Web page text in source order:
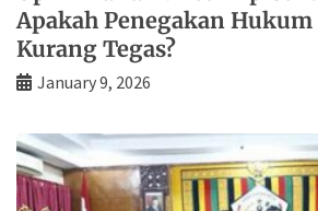
Apakah Penegakan Hukum
Kurang Tegas?
January 9, 2026